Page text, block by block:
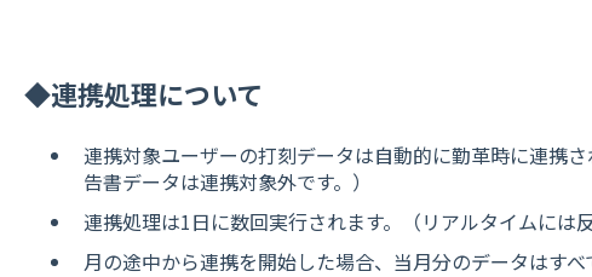
◆連携処理について
連携対象ユーザーの打刻データは自動的に勤革時に連携
告書データは連携対象外です。）
連携処理は1日に数回実行されます。（リアルタイムには
月の途中から連携を開始した場合、当月分のデータはすべ